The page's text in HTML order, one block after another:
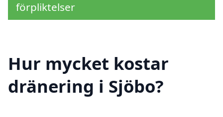
förpliktelser
Hur mycket kostar
dränering i Sjöbo?